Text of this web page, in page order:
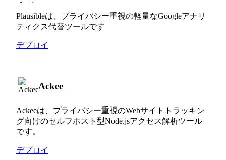
Plausibleは、プライバシー重視の軽量なGoogleアナリ
ティクス代替ツールです
デプロイ
Ackee
Ackeeは、プライバシー重視のWebサイトトラッキン
グ向けのセルフホスト型Node.jsアクセス解析ツール
です。
デプロイ